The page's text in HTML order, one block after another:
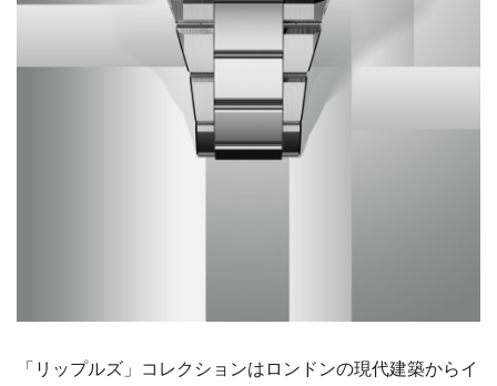
「リップルズ」コレクションはロンドンの現代建築からイ